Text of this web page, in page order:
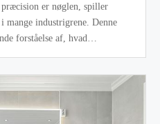
er nøglen, spiller
mange industrigrene. Denne
forståelse af, hvad